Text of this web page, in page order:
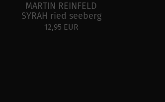
MARTIN REINFELD
SYRAH ried seeberg
12,95 EUR